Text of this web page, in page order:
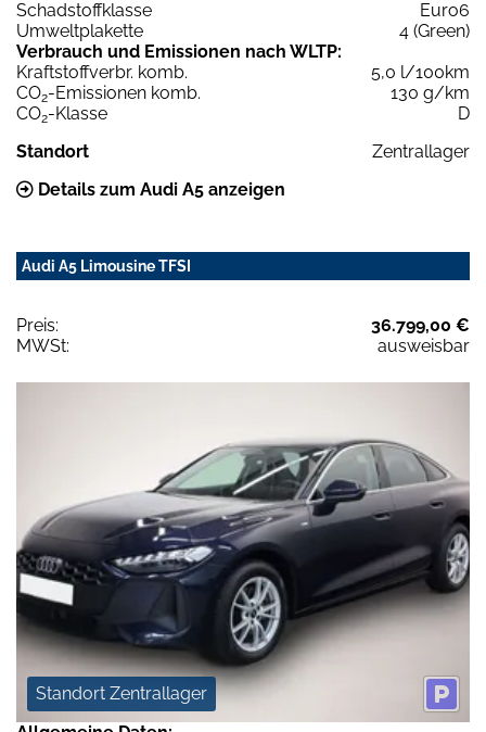
Schadstoffklasse
Euro6
Umweltplakette
4 (Green)
Verbrauch und Emissionen nach WLTP:
Kraftstoffverbr. komb.
5,0 l/100km
CO2-Emissionen komb.
130 g/km
CO2-Klasse
D
Standort
Zentrallager
Details zum Audi A5 anzeigen
Audi A5 Limousine TFSI
Preis:
36.799,00 €
MWSt:
ausweisbar
Standort Zentrallager